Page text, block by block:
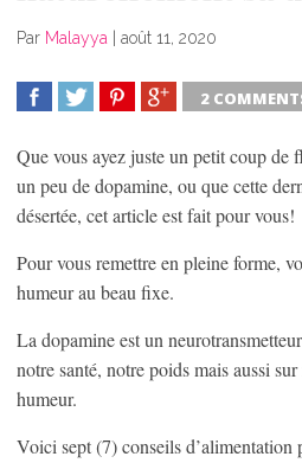
Par Malayya | août 11, 2020
2
Que vous ayez juste un petit coup de
un peu de dopamine, ou que cette
désertée, cet article est fait pour vous!
Pour vous remettre en pleine forme,
humeur au beau fixe.
La dopamine est un
notre santé, notre poids mais aussi
humeur.
Voici sept (7) conseils d’alimentation